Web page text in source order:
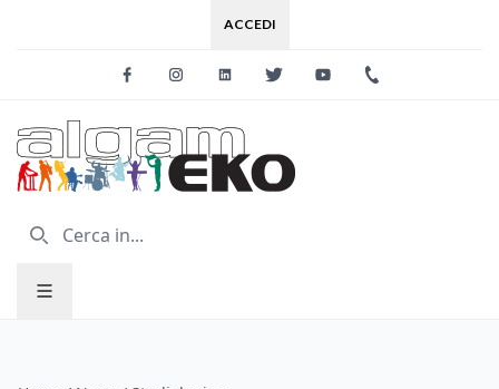
ACCEDI
FacebookInstagramLinkedinTwitter Youtube